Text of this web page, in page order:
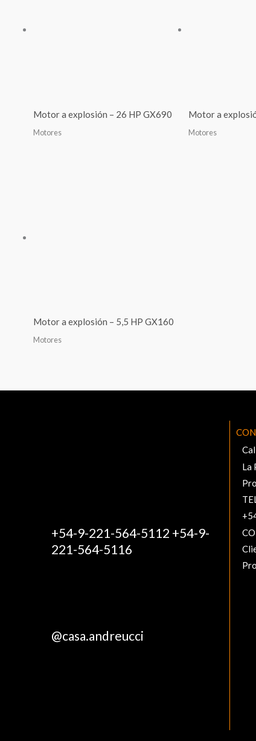
Motor a explosión – 26 HP GX690
Motores
Motor a
Motores
Motor a explosión – 5,5 HP GX160
Motores
+54-9-221-564-5112 +54-9-
221-564-5116
@casa.andreucci
La